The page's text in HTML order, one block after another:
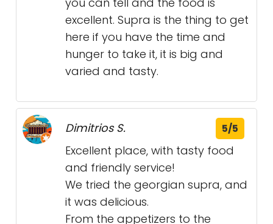
excellent. Supra is the thing to get
here if you have the time and
hunger to take it, it is big and
varied and tasty.
Dimitrios S. 5/5
Excellent place, with tasty food
and friendly service!
We tried the georgian supra, and
it was delicious.
From the appetizers to the